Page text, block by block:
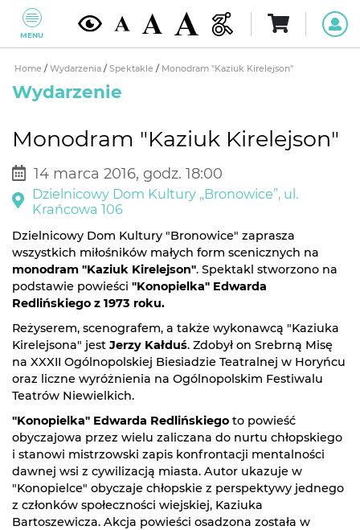
MENU
Home / Wydarzenia / Spektakle / Monodram "Kaziuk Kirelejson"
Wydarzenie
Monodram "Kaziuk Kirelejson"
14 marca 2016, godz. 18:00
Dzielnicowy Dom Kultury „Bronowice”, ul.
Krańcowa 106
Dzielnicowy Dom Kultury "Bronowice" zaprasza
wszystkich miłośników małych form scenicznych na
monodram "Kaziuk Kirelejson". Spektakl stworzono na
podstawie powieści "Konopielka" Edwarda
Redlińskiego z 1973 roku.
Reżyserem, scenografem, a także wykonawcą "Kaziuka
Kirelejsona" jest Jerzy Kałduś. Zdobył on Srebrną Misę
na XXXII Ogólnopolskiej Biesiadzie Teatralnej w Horyńcu
oraz liczne wyróżnienia na Ogólnopolskim Festiwalu
Teatrów Niewielkich.
"Konopielka" Edwarda Redlińskiego to powieść
obyczajowa przez wielu zaliczana do nurtu chłopskiego
i stanowi mistrzowski zapis konfrontacji mentalności
dawnej wsi z cywilizacją miasta. Autor ukazuje w
"Konopielce" obyczaje chłopskie z perspektywy jednego
z członków społeczności wiejskiej, Kaziuka
Bartoszewicza. Akcja powieści osadzona została w